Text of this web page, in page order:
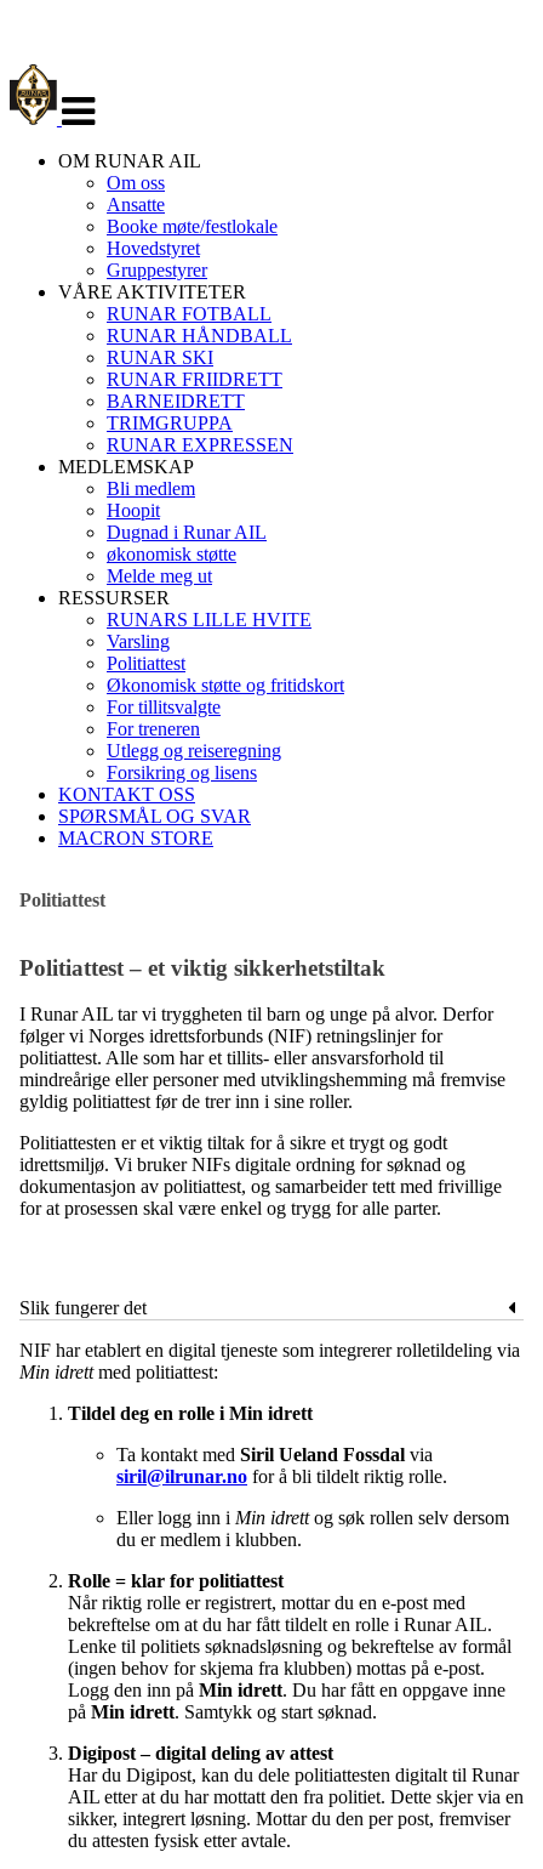
navigasjon
OM RUNAR AIL
Om oss
Ansatte
Booke møte/festlokale
Hovedstyret
Gruppestyrer
VÅRE AKTIVITETER
RUNAR FOTBALL
RUNAR HÅNDBALL
RUNAR SKI
RUNAR FRIIDRETT
BARNEIDRETT
TRIMGRUPPA
RUNAR EXPRESSEN
MEDLEMSKAP
Bli medlem
Hoopit
Dugnad i Runar AIL
økonomisk støtte
Melde meg ut
RESSURSER
RUNARS LILLE HVITE
Varsling
Politiattest
Økonomisk støtte og fritidskort
For tillitsvalgte
For treneren
Utlegg og reiseregning
Forsikring og lisens
KONTAKT OSS
SPØRSMÅL OG SVAR
MACRON STORE
Politiattest
Politiattest – et viktig sikkerhetstiltak
I Runar AIL tar vi tryggheten til barn og unge på alvor. Derfor
følger vi Norges idrettsforbunds (NIF) retningslinjer for
politiattest. Alle som har et tillits- eller ansvarsforhold til
mindreårige eller personer med utviklingshemming må fremvise
gyldig politiattest før de trer inn i sine roller.
Politiattesten er et viktig tiltak for å sikre et trygt og godt
idrettsmiljø. Vi bruker NIFs digitale ordning for søknad og
dokumentasjon av politiattest, og samarbeider tett med frivillige
for at prosessen skal være enkel og trygg for alle parter.
Slik fungerer det
NIF har etablert en digital tjeneste som integrerer rolletildeling via
Min idrettmed politiattest:
Tildel deg en rolle i Min idrett
Ta kontakt med Siril Ueland Fossdal via
siril@ilrunar.no for å bli tildelt riktig rolle.
Eller logg inn i Min idrettog søk rollen selv dersom
du er medlem i klubben.
Rolle = klar for politiattest
Når riktig rolle er registrert, mottar du en e‑post med
bekreftelse om at du har fått tildelt en rolle i Runar AIL.
Lenke til politiets søknadsløsning og bekreftelse av formål
(ingen behov for skjema fra klubben) mottas på e-post.
Logg den inn på Min idrett. Du har fått en oppgave inne
på Min idrett. Samtykk og start søknad.
Digipost – digital deling av attest
Har du Digipost, kan du dele politiattesten digitalt til Runar
AIL etter at du har mottatt den fra politiet. Dette skjer via en
sikker, integrert løsning. Mottar du den per post, fremviser
du attesten fysisk etter avtale.